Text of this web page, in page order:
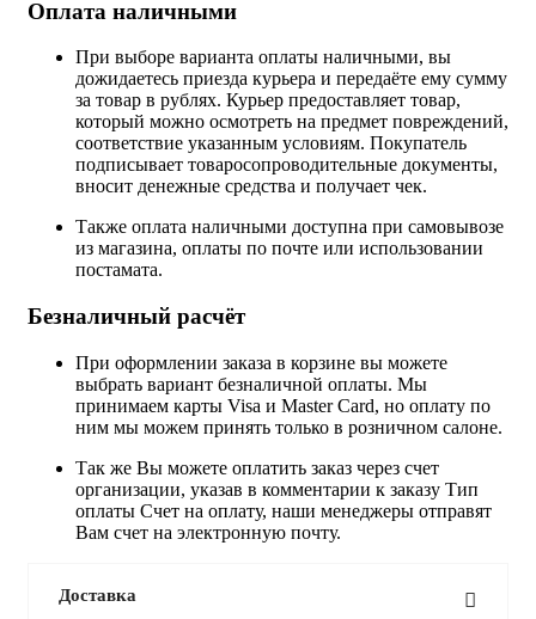
Оплата наличными
При выборе варианта оплаты наличными, вы
дожидаетесь приезда курьера и передаёте ему сумму
за товар в рублях. Курьер предоставляет товар,
который можно осмотреть на предмет повреждений,
соответствие указанным условиям. Покупатель
подписывает товаросопроводительные документы,
вносит денежные средства и получает чек.
Также оплата наличными доступна при самовывозе
из магазина, оплаты по почте или использовании
постамата.
Безналичный расчёт
При оформлении заказа в корзине вы можете
выбрать вариант безналичной оплаты. Мы
принимаем карты Visa и Master Card, но оплату по
ним мы можем принять только в розничном салоне.
Так же Вы можете оплатить заказ через счет
организации, указав в комментарии к заказу Тип
оплаты Счет на оплату, наши менеджеры отправят
Вам счет на электронную почту.
Доставка